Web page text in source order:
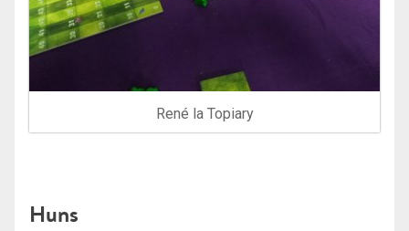
René la Topiary
Huns